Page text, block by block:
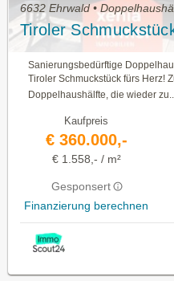
6632 Ehrwald •
Tiroler
Sanierungsbedürftige
Tiroler Schmuckstück fürs Herz!
Doppelhaushälfte, die wieder zu...
Kaufpreis
€ 360.000,-
€ 1.558,- / m²
Gesponsert
Finanzierung berechnen